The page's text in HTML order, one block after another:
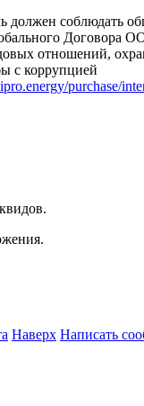
должен соблюдать
Договора
отношений,
с коррупцией
purchase/
Наверх Написать